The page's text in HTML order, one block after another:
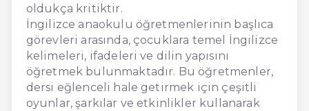
oldukça kritiktir.
İngilizce anaokulu öğretmenlerinin başlıca
görevleri arasında, çocuklara temel İngilizce
kelimeleri, ifadeleri ve dilin yapısını
öğretmek bulunmaktadır. Bu öğretmenler,
dersi eğlenceli hale getirmek için çeşitli
oyunlar, şarkılar ve etkinlikler kullanarak